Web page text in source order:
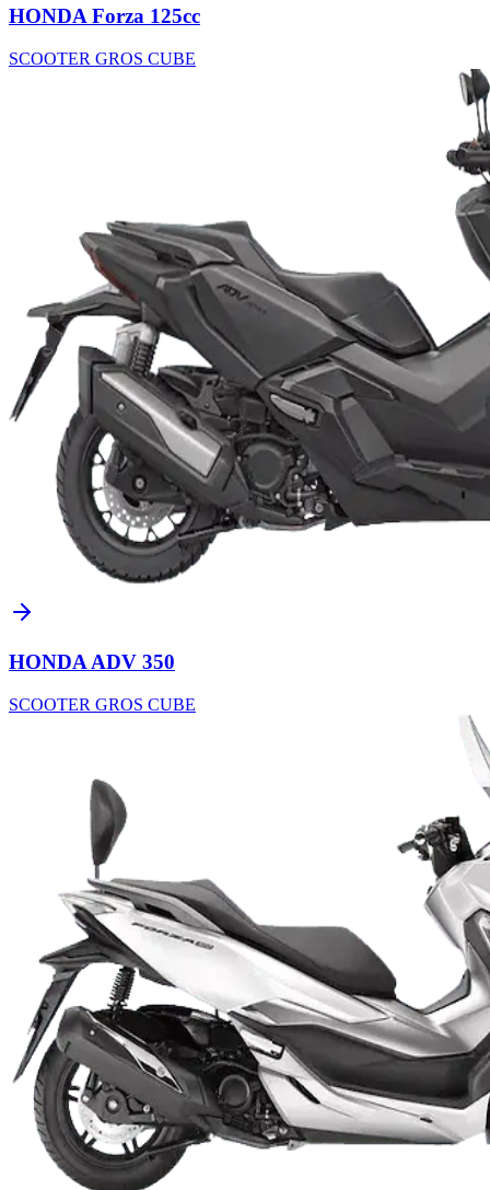
HONDA Forza 125cc
SCOOTER GROS CUBE
HONDA ADV 350
SCOOTER GROS CUBE